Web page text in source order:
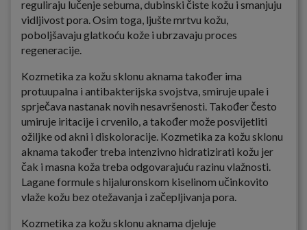
reguliraju lučenje sebuma, dubinski čiste kožu i smanjuju
vidljivost pora. Osim toga, ljušte mrtvu kožu,
poboljšavaju glatkoću kože i ubrzavaju proces
regeneracije.
Kozmetika za kožu sklonu aknama također ima
protuupalna i antibakterijska svojstva, smiruje upale i
sprječava nastanak novih nesavršenosti. Također često
umiruje iritacije i crvenilo, a također može posvijetliti
ožiljke od akni i diskoloracije. Kozmetika za kožu sklonu
aknama također treba intenzivno hidratizirati kožu jer
čak i masna koža treba odgovarajuću razinu vlažnosti.
Lagane formule s hijaluronskom kiselinom učinkovito
vlaže kožu bez otežavanja i začepljivanja pora.
Kozmetika za kožu sklonu aknama djeluje